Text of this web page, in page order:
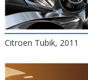
Citroen Tubik, 2011